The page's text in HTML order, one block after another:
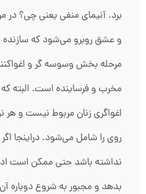
برد. آنیمای منفی یعنی چی؟ در
و عشق روبرو می‌شود که سازنده
مرحله بخش وسوسه گر و
مخرب و فرساینده است. البته
اغواگری زنان مربوط نیست و
روی را شامل می‌شود. دراینجا
نداشته باشد حتی ممکن است
بدهد و مجبور به شروع دوباره